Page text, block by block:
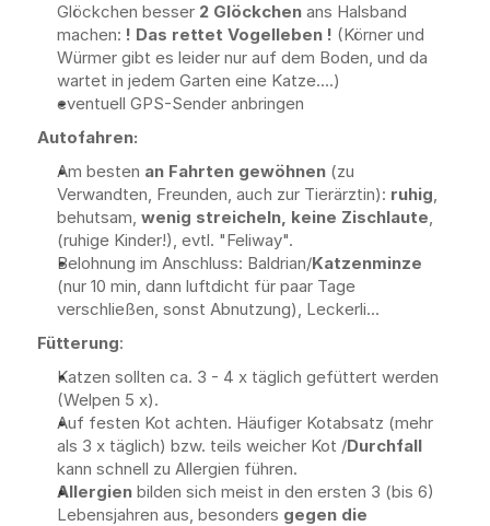
Glöckchen besser 2 Glöckchen ans Halsband
machen: ! Das rettet Vogelleben ! (Körner und
Würmer gibt es leider nur auf dem Boden, und da
wartet in jedem Garten eine Katze....)
eventuell GPS-Sender anbringen
Autofahren:
Am besten an Fahrten gewöhnen (zu
Verwandten, Freunden, auch zur Tierärztin): ruhig,
behutsam, wenig streicheln, keine Zischlaute,
(ruhige Kinder!), evtl. "Feliway".
Belohnung im Anschluss: Baldrian/Katzenminze
(nur 10 min, dann luftdicht für paar Tage
verschließen, sonst Abnutzung), Leckerli...
Fütterung:
Katzen sollten ca. 3 - 4 x täglich gefüttert werden
(Welpen 5 x).
Auf festen Kot achten. Häufiger Kotabsatz (mehr
als 3 x täglich) bzw. teils weicher Kot /Durchfall
kann schnell zu Allergien führen.
Allergien bilden sich meist in den ersten 3 (bis 6)
Lebensjahren aus, besonders gegen die